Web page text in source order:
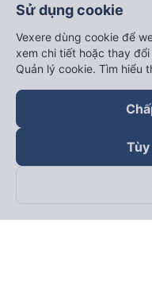
Theo dõi chúng tôi
Sử dụng cookie
Vexere dùng cookie để
xem chi tiết hoặc thay
Quản lý cookie. Tìm hiểu